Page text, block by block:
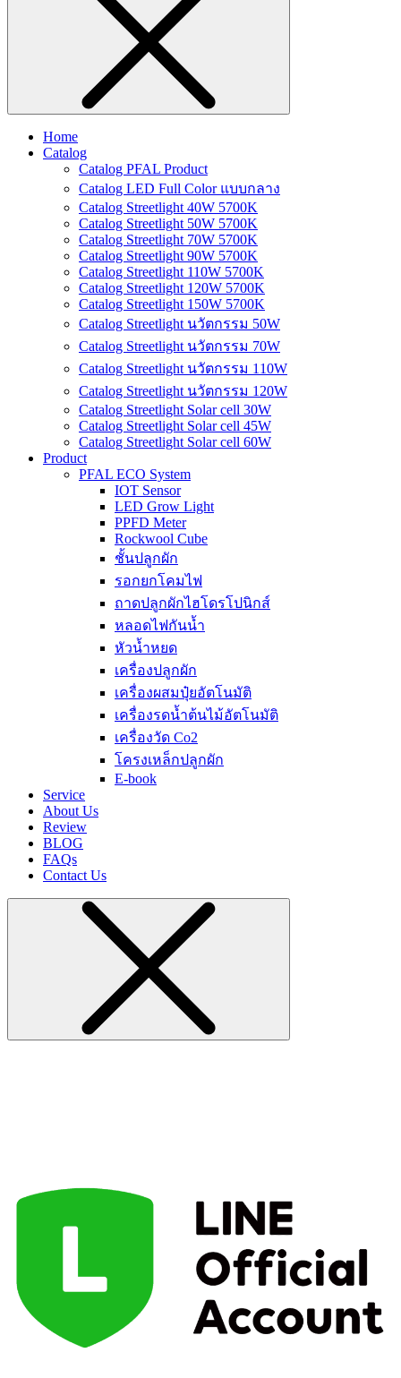
Home
Catalog
Catalog PFAL Product
Catalog LED Full Color แบบกลาง
Catalog Streetlight 40W 5700K
Catalog Streetlight 50W 5700K
Catalog Streetlight 70W 5700K
Catalog Streetlight 90W 5700K
Catalog Streetlight 110W 5700K
Catalog Streetlight 120W 5700K
Catalog Streetlight 150W 5700K
Catalog Streetlight นวัตกรรม 50W
Catalog Streetlight นวัตกรรม 70W
Catalog Streetlight นวัตกรรม 110W
Catalog Streetlight นวัตกรรม 120W
Catalog Streetlight Solar cell 30W
Catalog Streetlight Solar cell 45W
Catalog Streetlight Solar cell 60W
Product
PFAL ECO System
IOT Sensor
LED Grow Light
PPFD Meter
Rockwool Cube
ชั้นปลูกผัก
รอกยกโคมไฟ
ถาดปลูกผักไฮโดรโปนิกส์
หลอดไฟกันน้ำ
หัวน้ำหยด
เครื่องปลูกผัก
เครื่องผสมปุ๋ยอัตโนมัติ
เครื่องรดน้ำต้นไม้อัตโนมัติ
เครื่องวัด Co2
โครงเหล็กปลูกผัก
E-book
Service
About Us
Review
BLOG
FAQs
Contact Us